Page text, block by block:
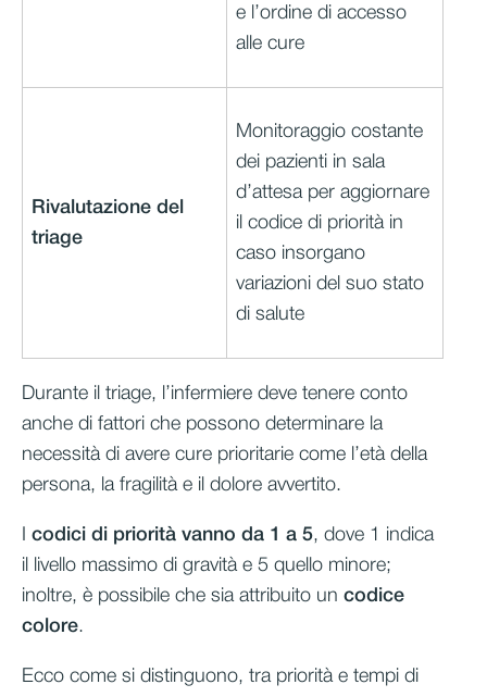
e l’ordine di accesso
alle cure
Rivalutazione del
triage
Monitoraggio costante
dei pazienti in sala
d’attesa per aggiornare
il codice di priorità in
caso insorgano
variazioni del suo stato
di salute
Durante il triage, l’infermiere deve tenere conto
anche di fattori che possono determinare la
necessità di avere cure prioritarie come l’età della
persona, la fragilità e il dolore avvertito.
codici di priorità vanno da 1 a 5, dove 1 indica
il livello massimo di gravità e 5 quello minore;
inoltre, è possibile che sia attribuito un codice
colore.
Ecco come si distinguono, tra priorità e tempi di